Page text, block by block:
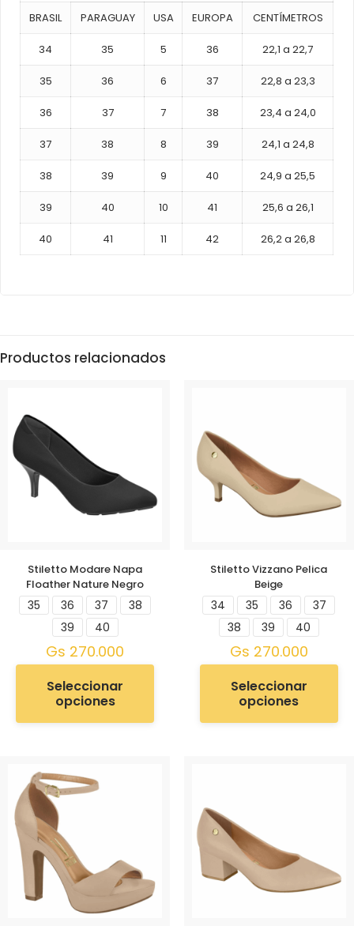
BRASIL PARAGUAY USA EUROPA CENTÍMETROS
34 35 5 36 22,1 a 22,7
35 36 6 37 22,8 a 23,3
36 37 7 38 23,4 a 24,0
37 38 8 39 24,1 a 24,8
38 39 9 40 24,9 a 25,5
39 40 10 41 25,6 a 26,1
40 41 11 42 26,2 a 26,8
Productos relacionados
Stiletto Modare Napa
Floather Nature Negro
35 36 37
38
39
40
Gs 270.000
Seleccionar
opciones
Stiletto Vizzano Pelica
Beige
34 35 36
37
38
39 40
Gs 270.000
Seleccionar
opciones